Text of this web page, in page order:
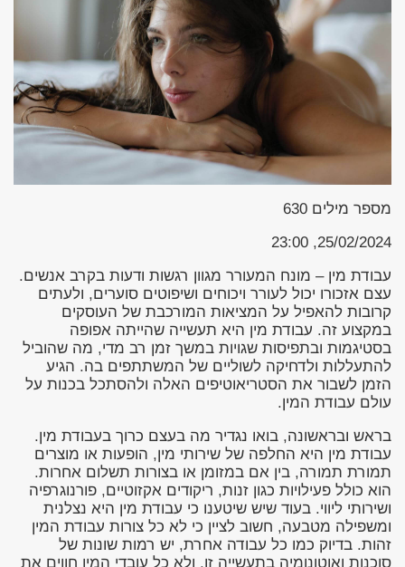
מספר מילים 630
25/02/2024, 23:00
עבודת מין – מונח המעורר מגוון רגשות ודעות בקרב אנשים.
עצם אזכורו יכול לעורר ויכוחים ושיפוטים סוערים, ולעתים
קרובות להאפיל על המציאות המורכבת של העוסקים
במקצוע זה. עבודת מין היא תעשייה שהייתה אפופה
בסטיגמות ובתפיסות שגויות במשך זמן רב מדי, מה שהוביל
להתעללות ולדחיקה לשוליים של המשתתפים בה. הגיע
הזמן לשבור את הסטריאוטיפים האלה ולהסתכל בכנות על
עולם עבודת המין.
בראש ובראשונה, בואו נגדיר מה בעצם כרוך בעבודת מין.
עבודת מין היא החלפה של שירותי מין, הופעות או מוצרים
תמורת תמורה, בין אם במזומן או בצורות תשלום אחרות.
הוא כולל פעילויות כגון זנות, ריקודים אקזוטיים, פורנוגרפיה
ושירותי ליווי. בעוד שיש שיטענו כי עבודת מין היא נצלנית
ומשפילה מטבעה, חשוב לציין כי לא כל צורות עבודת המין
זהות. בדיוק כמו כל עבודה אחרת, יש רמות שונות של
סוכנות ואוטונומיה בתעשייה זו, ולא כל עובדי המין חווים את